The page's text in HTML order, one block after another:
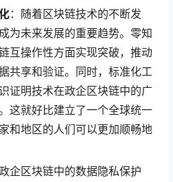
：随着区块链技术的不断发
为未来发展的重要趋势。零知
互操作性方面实现突破，推动
共享和验证。同时，标准化工
证明技术在政企区块链中的广
这就好比建立了一个全球统一
和地区的人们可以更加顺畅地
企区块链中的数据隐私保护